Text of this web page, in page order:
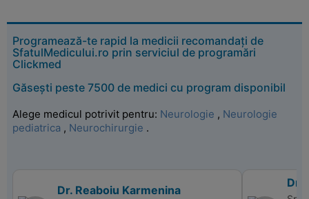
Programează-te rapid la medicii recomandați de
SfatulMedicului.ro prin serviciul de programări
Clickmed
Găsești peste 7500 de medici cu program disponibil
Alege medicul potrivit pentru: Neurologie , Neurologie
pediatrica , Neurochirurgie .
Dr. Reaboiu Karmenina
Dr.